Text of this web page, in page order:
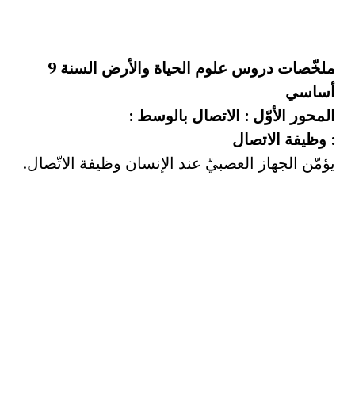
ملخّصات دروس علوم الحياة والأرض السنة 9
أساسي
المحور الأوّل : الاتصال بالوسط :
: وظيفة الاتصال
يؤمّن الجهاز العصبيّ عند الإنسان وظيفة الاتّصال.